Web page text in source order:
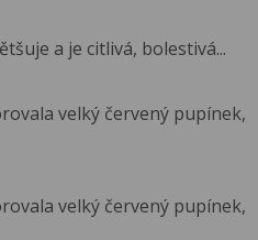
a je citlivá, bolestivá...
velký červený pupínek,
velký červený pupínek,